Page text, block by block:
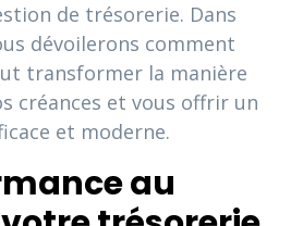
de trésorerie. Dans
dévoilerons comment
transformer la manière
créances et vous offrir un
et moderne.
au